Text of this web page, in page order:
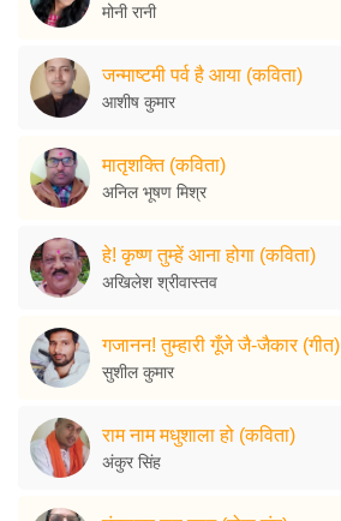
मोनी रानी
जन्माष्टमी पर्व है आया (कविता)
आशीष कुमार
मातृशक्ति (कविता)
अनिल भूषण मिश्र
हे! कृष्ण तुम्हें आना होगा (कविता)
अखिलेश श्रीवास्तव
गजानन! तुम्हारी गूँजे जै-जैकार (गीत)
सुशील कुमार
राम नाम मधुशाला हो (कविता)
अंकुर सिंह